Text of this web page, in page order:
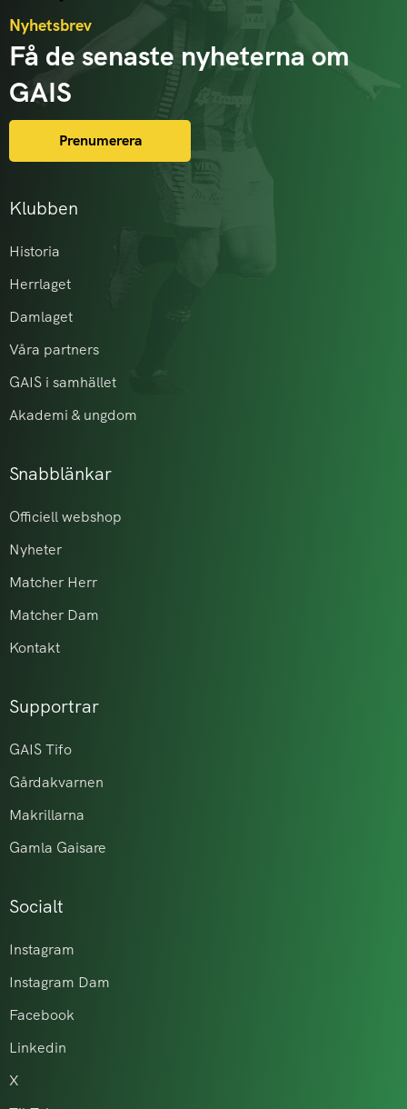
Klubben
Historia
Herrlaget
Damlaget
Våra partners
GAIS i samhället
Akademi & ungdom
Snabblänkar
Officiell webshop
Nyheter
Matcher Herr
Matcher Dam
Kontakt
Supportrar
GAIS Tifo
Gårdakvarnen
Makrillarna
Gamla Gaisare
Socialt
Instagram
Instagram Dam
Facebook
Linkedin
X
Nyhetsbrev
Få de senaste nyheterna om
GAIS
Prenumerera